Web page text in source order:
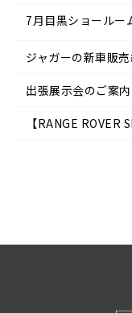
7月目黒ショールー
ジャガーの新車販
出張展示会のご案内
【RANGE